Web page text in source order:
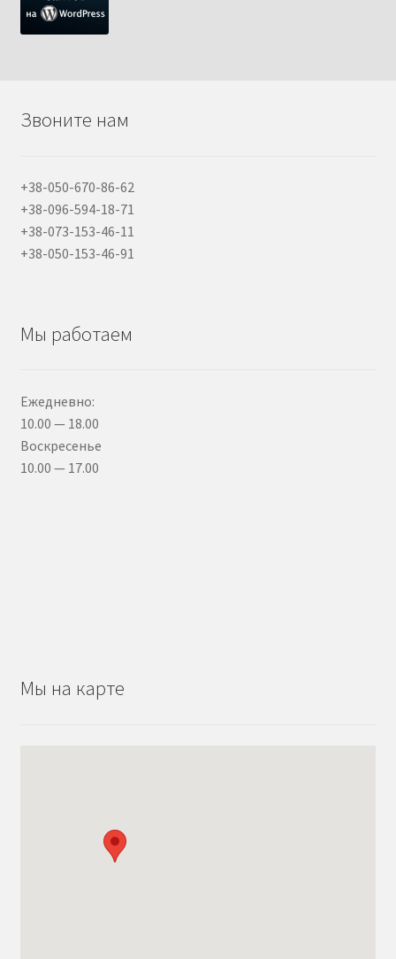
Звоните нам
+38-050-670-86-62
+38-096-594-18-71
+38-073-153-46-11
+38-050-153-46-91
Мы работаем
Ежедневно:
10.00 — 18.00
Воскресенье
10.00 — 17.00
Мы на карте